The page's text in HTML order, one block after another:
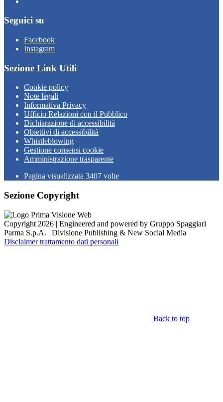
Seguici su
Facebook
Instagram
Sezione Link Utili
Cookie policy
Note legali
Informativa Privacy
Ufficio Relazioni con il Pubblico
Dichiarazione di accessibilità
Obiettivi di accessibilità
Whistleblowing
Gestione consensi cookie
Amministrazione trasparente
Pagina visualizzata 3407 volte
Sezione Copyright
Copyright 2026 | Engineered and powered by Gruppo Spaggiari
Parma S.p.A. | Divisione Publishing & New Social Media
Disclaimer trattamento dati personali
Back to top